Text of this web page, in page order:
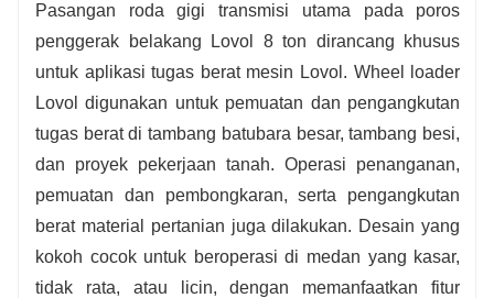
Pasangan roda gigi transmisi utama pada poros
penggerak belakang Lovol 8 ton dirancang khusus
untuk aplikasi tugas berat mesin Lovol. Wheel loader
Lovol digunakan untuk pemuatan dan pengangkutan
tugas berat di tambang batubara besar, tambang besi,
dan proyek pekerjaan tanah. Operasi penanganan,
pemuatan dan pembongkaran, serta pengangkutan
berat material pertanian juga dilakukan. Desain yang
kokoh cocok untuk beroperasi di medan yang kasar,
tidak rata, atau licin, dengan memanfaatkan fitur